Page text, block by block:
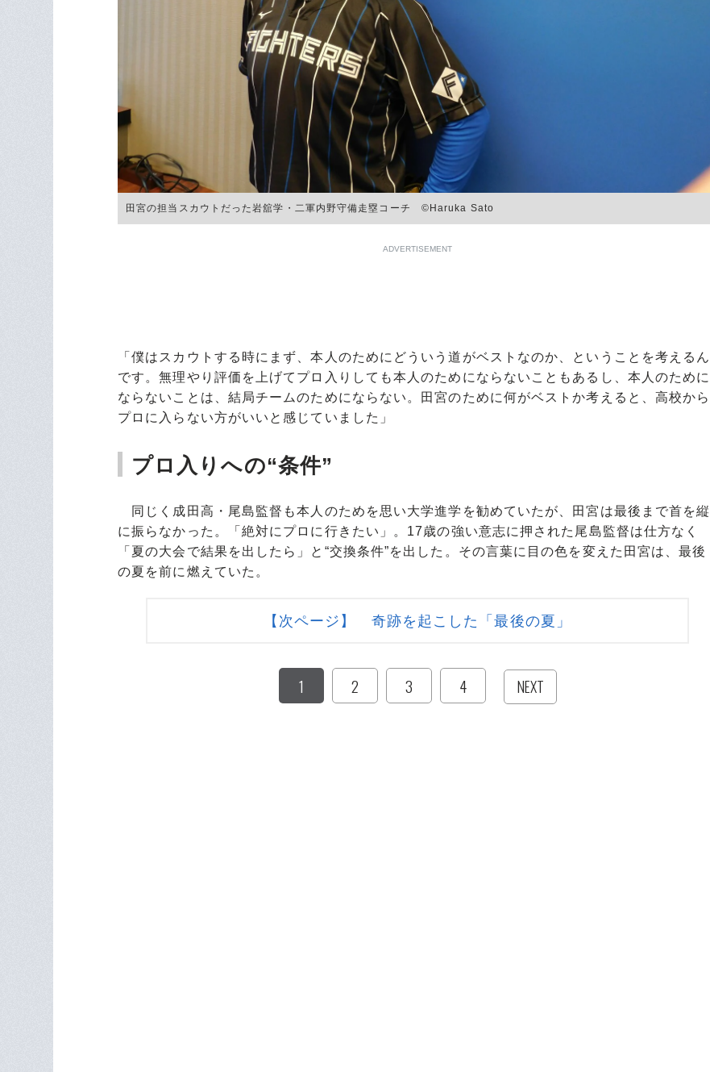
田宮の担当スカウトだった岩舘学・二軍内野守備走塁コーチ ©︎Haruka Sato
ADVERTISEMENT
「僕はスカウトする時にまず、本人のためにどういう道がベストなのか、ということを考えるん
です。無理やり評価を上げてプロ入りしても本人のためにならないこともあるし、本人のために
ならないことは、結局チームのためにならない。田宮のために何がベストか考えると、高校から
プロに入らない方がいいと感じていました」
プロ入りへの“条件”
同じく成田高・尾島監督も本人のためを思い大学進学を勧めていたが、田宮は最後まで首を縦
に振らなかった。「絶対にプロに行きたい」。17歳の強い意志に押された尾島監督は仕方なく
「夏の大会で結果を出したら」と“交換条件”を出した。その言葉に目の色を変えた田宮は、最後
の夏を前に燃えていた。
【次ページ】 奇跡を起こした「最後の夏」
1 2 3 4 NEXT